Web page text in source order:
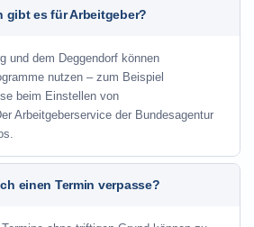
gibt es für Arbeitgeber?
und dem Deggendorf können
nutzen – zum Beispiel
beim Einstellen von
Arbeitgeberservice der Bundesagentur
einen Termin verpasse?